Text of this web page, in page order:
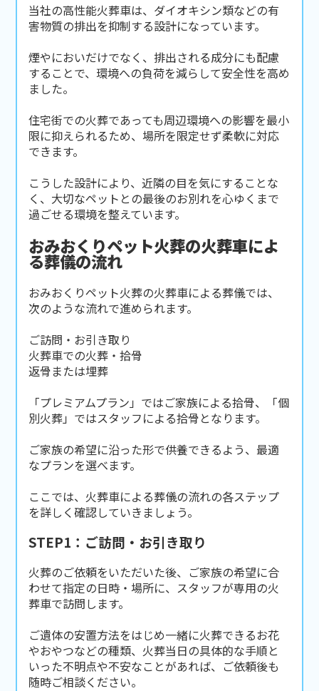
当社の高性能火葬車は、ダイオキシン類などの有
害物質の排出を抑制する設計になっています。
煙やにおいだけでなく、排出される成分にも配慮
することで、環境への負荷を減らして安全性を高め
ました。
住宅街での火葬であっても周辺環境への影響を最小
限に抑えられるため、場所を限定せず柔軟に対応
できます。
こうした設計により、近隣の目を気にすることな
く、大切なペットとの最後のお別れを心ゆくまで
過ごせる環境を整えています。
おみおくりペット火葬の火葬車によ
る葬儀の流れ
おみおくりペット火葬の火葬車による葬儀では、
次のような流れで進められます。
ご訪問・お引き取り
火葬車での火葬・拾骨
返骨または埋葬
「プレミアムプラン」ではご家族による拾骨、「個
別火葬」ではスタッフによる拾骨となります。
ご家族の希望に沿った形で供養できるよう、最適
なプランを選べます。
ここでは、火葬車による葬儀の流れの各ステップ
を詳しく確認していきましょう。
STEP1：ご訪問・お引き取り
火葬のご依頼をいただいた後、ご家族の希望に合
わせて指定の日時・場所に、スタッフが専用の火
葬車で訪問します。
ご遺体の安置方法をはじめ一緒に火葬できるお花
やおやつなどの種類、火葬当日の具体的な手順と
いった不明点や不安なことがあれば、ご依頼後も
随時ご相談ください。